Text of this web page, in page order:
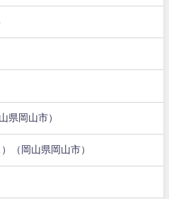
県岡山市）
（岡山県岡山市）